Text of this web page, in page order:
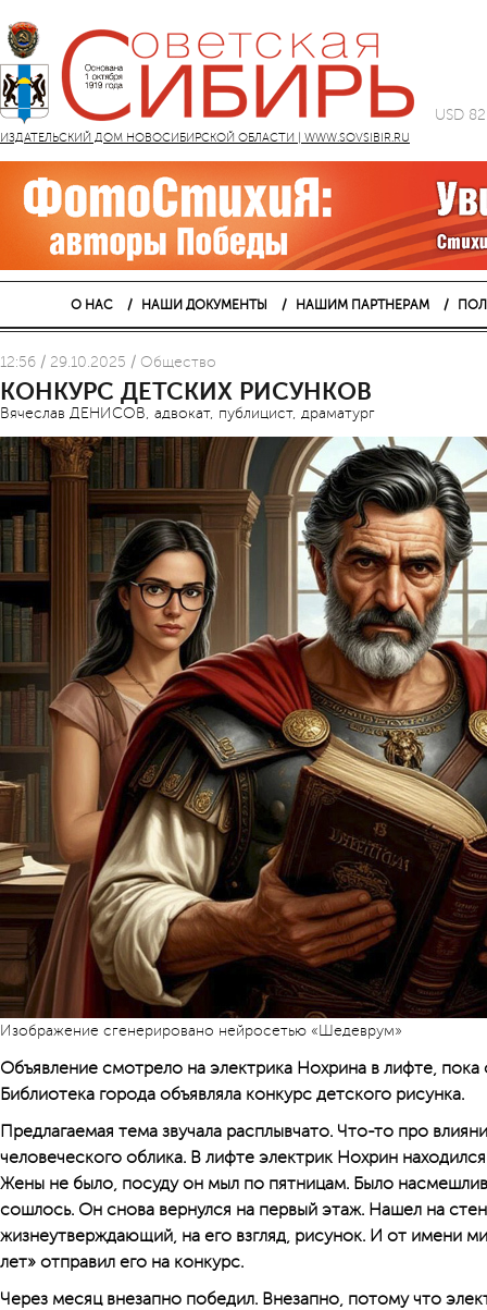
ИЗДАТЕЛЬСКИЙ ДОМ НОВОСИБИРСКОЙ ОБЛАСТИ | WWW.SOVSIBIR.RU
USD
О НАС НАШИ ДОКУМЕНТЫ НАШИМ ПАРТНЕРАМ
12:56 / 29.10.2025 / Общество
КОНКУРС ДЕТСКИХ РИСУНКОВ
Вячеслав ДЕНИСОВ, адвокат, публицист, драматург
Изображение сгенерировано нейросетью «Шедеврум»
Объявление смотрело на электрика Нохрина в лифте, пока
Библиотека города объявляла конкурс детского рисунка.
Предлагаемая тема звучала расплывчато. Что-то про
человеческого облика. В лифте электрик Нохрин
Жены не было, посуду он мыл по пятницам. Было
сошлось. Он снова вернулся на первый этаж. Нашел на
жизнеутверждающий, на его взгляд, рисунок. И от имени
лет» отправил его на конкурс.
Через месяц внезапно победил. Внезапно, потому что